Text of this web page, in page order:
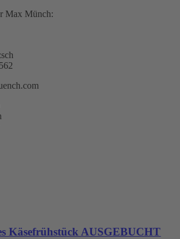
Max Münch:
Käsefrühstück AUSGEBUCHT